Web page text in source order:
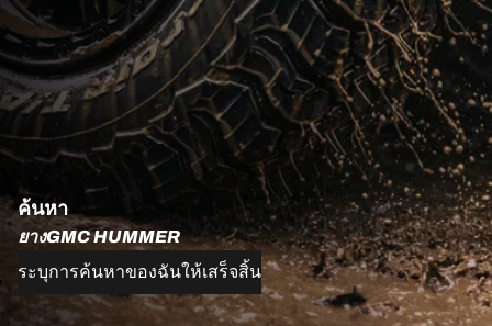
ค้นหา
ยางGMC HUMMER
ระบุการค้นหาของฉันให้เสร็จสิ้น